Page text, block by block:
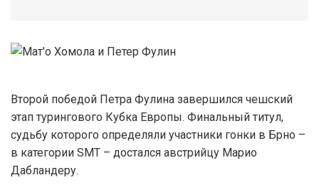
Второй победой Петра Фулина завершился чешский
этап турингового Кубка Европы. Финальный титул,
судьбу которого определяли участники гонки в Брно –
в категории SMT – достался австрийцу Марио
Дабландеру.